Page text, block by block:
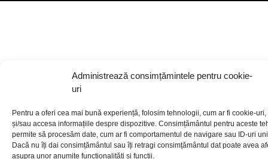
Administrează consimțămintele pentru cookie-
uri
Pentru a oferi cea mai bună experiență, folosim tehnologii, cum ar fi cookie-
și/sau accesa informațiile despre dispozitive. Consimțământul pentru aceste
permite să procesăm date, cum ar fi comportamentul de navigare sau ID-uri
Dacă nu îți dai consimțământul sau îți retragi consimțământul dat poate avea
asupra unor anumite funcționalități și funcții.